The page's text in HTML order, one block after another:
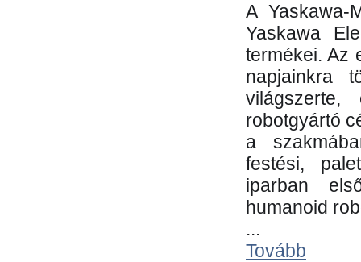
A Yaskawa-
Yaskawa
termékei. Az
napjainkra
robotgyártó
a
festési,
iparban
humanoid
...
Tovább